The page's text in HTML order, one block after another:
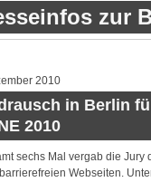
zur
2010
in Berlin
2010
sechs Mal vergab die
Webseiten.